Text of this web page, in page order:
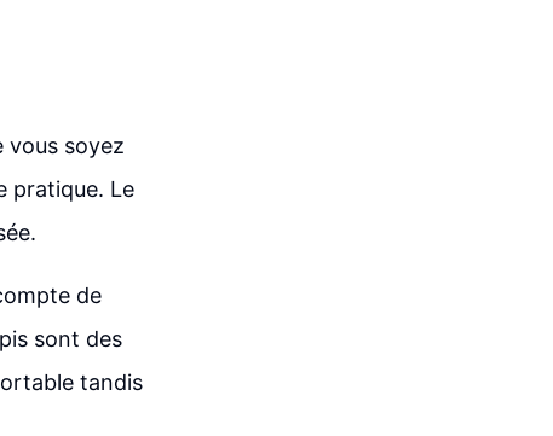
vous soyez
pratique. Le
de
sont des
tandis